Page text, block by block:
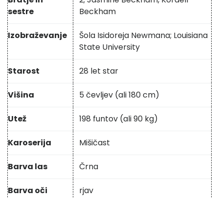
sestre
Beckham
Izobraževanje
Šola Isidoreja Newmana; Louisiana
State University
Starost 28 let star
Višina 5 čevljev (ali 180 cm)
Utež 198 funtov (ali 90 kg)
Karoserija Mišičast
Barva las Črna
Barva oči rjav